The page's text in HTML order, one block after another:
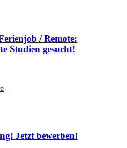
/ Remote:
Studien gesucht!
Jetzt bewerben!